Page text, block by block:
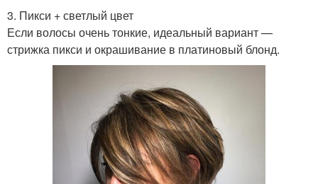
3. Пикси + светлый цвет
Если волосы очень тонкие, идеальный вариант —
стрижка пикси и окрашивание в платиновый блонд.